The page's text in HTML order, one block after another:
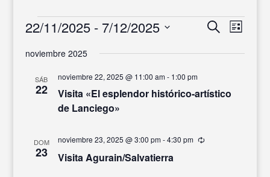
EVENTOS
DE
BÚSQUEDA
DE
Buscar
DE
DE
Lista
22/11/2025 - 7/12/2025
la
noviembre 2025
SÁB
22
Visita «El esplendor histórico-artístico
de Lanciego»
noviembre 22, 2025 @ 11:00 am- 1:00 pm
DOM
23 Visita Agurain/Salvatierra
noviembre 23, 2025 @ 3:00 pm-4:30 pm Recurrente